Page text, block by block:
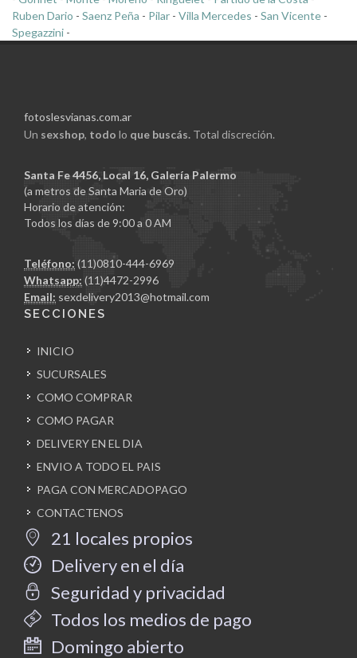
Ruben Dario - Saenz Peña - Pilar - Villa Mercedes - San Vicente -
Spegazzini -
fotoslesvianas.com.ar
Un sexshop, todo lo que buscás. Total discreción.
Santa Fe 4456, Local 16, Galería Palermo
(a metros de Santa Maria de Oro)
Horario de atención:
Todos los días de 9:00 a 0 AM
Teléfono: (11)0810-444-6969
Whatsapp: (11)4472-2996
Email: sexdelivery2013@hotmail.com
SECCIONES
INICIO
SUCURSALES
COMO COMPRAR
COMO PAGAR
DELIVERY EN EL DIA
ENVIO A TODO EL PAIS
PAGA CON MERCADOPAGO
CONTACTENOS
21 locales propios
Delivery en el día
Seguridad y privacidad
Todos los medios de pago
Domingo abierto